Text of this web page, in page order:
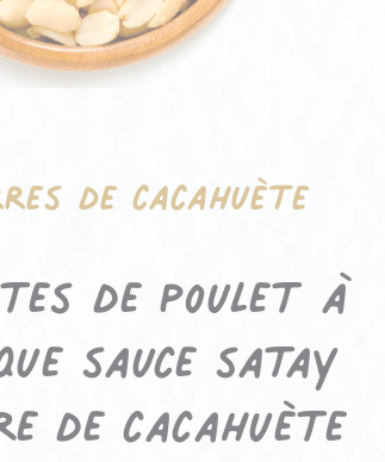
de cacahuète
de poulet à
sauce satay
de cacahuète